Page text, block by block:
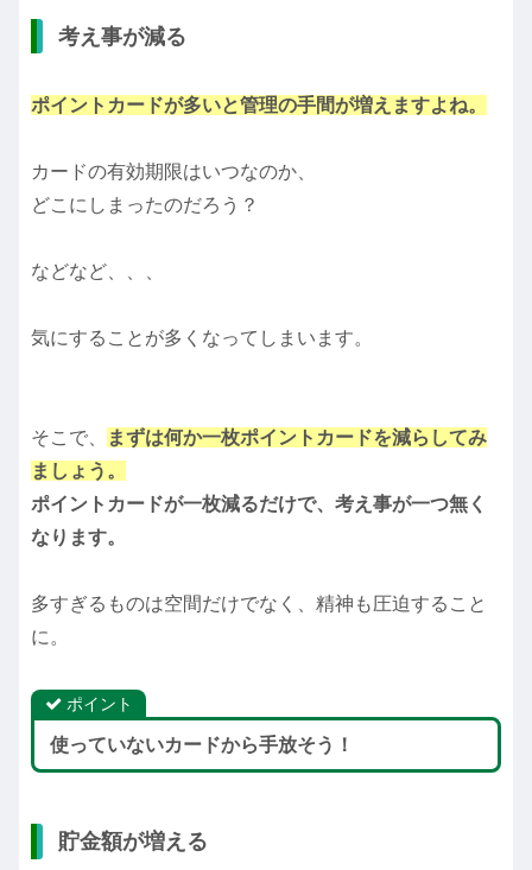
考え事が減る
ポイントカードが多いと管理の手間が増えますよね。
カードの有効期限はいつなのか、
どこにしまったのだろう？
などなど、、、
気にすることが多くなってしまいます。
そこで、
まずは何か一枚ポイントカードを減らしてみ
ましょう。
ポイントカードが一枚減るだけで、考え事が一つ無く
なります。
多すぎるものは空間だけでなく、精神も圧迫すること
に。
ポイント
使っていないカードから手放そう！
貯金額が増える